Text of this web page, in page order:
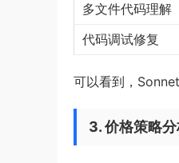
多文件代码理解
代码调试修复
可以看到，
3. 价格策略